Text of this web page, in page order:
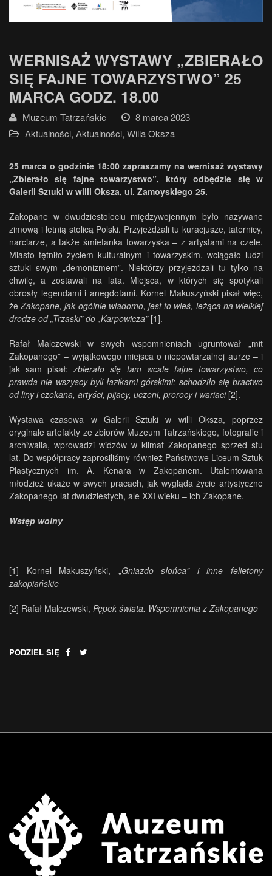
WERNISAŻ WYSTAWY „ZBIERAŁO
SIĘ FAJNE TOWARZYSTWO” 25
MARCA GODZ. 18.00
Muzeum Tatrzańskie
8 marca 2023
Aktualności, Aktualności, Willa Oksza
25 marca o godzinie 18:00 zapraszamy na wernisaż wystawy
„Zbierało się fajne towarzystwo”, który odbędzie się w
Galerii Sztuki w willi Oksza, ul. Zamoyskiego 25.
Zakopane w dwudziestoleciu międzywojennym było nazywane
zimową i letnią stolicą Polski. Przyjeżdżali tu kuracjusze, taternicy,
narciarze, a także śmietanka towarzyska – z artystami na czele.
Miasto tętniło życiem kulturalnym i towarzyskim, wciągało ludzi
sztuki swym „demonizmem”. Niektórzy przyjeżdżali tu tylko na
chwilę, a zostawali na lata. Miejsca, w których się spotykali
obrosły legendami i anegdotami. Kornel Makuszyński pisał więc,
żeZakopane, jak ogólnie wiadomo, jest to wieś, leżąca na wielkiej
drodze od „Trzaski” do „Karpowicza”[1].
Rafał Malczewski w swych wspomnieniach ugruntował „mit
Zakopanego” – wyjątkowego miejsca o niepowtarzalnej aurze – i
jak sam pisał:zbierało się tam wcale fajne towarzystwo, co
prawda nie wszyscy byli łazikami górskimi; schodziło się bractwo
od liny i czekana, artyści, pijacy, uczeni, prorocy i wariaci [2].
Wystawa czasowa w Galerii Sztuki w willi Oksza, poprzez
oryginale artefakty ze zbiorów Muzeum Tatrzańskiego, fotografie i
archiwalia, wprowadzi widzów w klimat Zakopanego sprzed stu
lat. Do współpracy zaprosiliśmy również Państwowe Liceum Sztuk
Plastycznych im. A. Kenara w Zakopanem. Utalentowana
młodzież ukaże w swych pracach, jak wygląda życie artystyczne
Zakopanego lat dwudziestych, ale XXI wieku – ich Zakopane.
Wstęp wolny
[1] Kornel Makuszyński, „Gniazdo słońca” i inne felietony
zakopiańskie
[2] Rafał Malczewski, Pępek świata. Wspomnienia z Zakopanego
PODZIEL SIĘ